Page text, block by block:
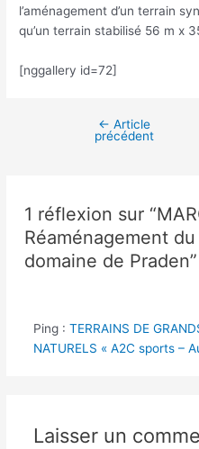
l’aménagement d’un terrain
qu’un terrain stabilisé 56 m x
[nggallery id=72]
Navigation
← Article
précédent
1 réflexion sur
Réaménagement
domaine de Praden”
Ping : TERRAINS DE
NATURELS « A2C sports –
Laisser un